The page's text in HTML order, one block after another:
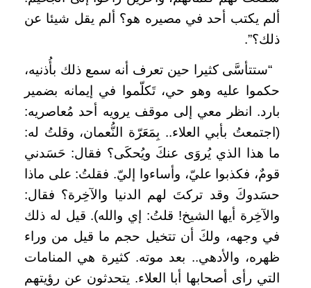
ألم يكتب أحد في مصيره هو؟ ألم يقل شيئا عن
ذلك؟”.
“ستتأسَّى كثيرا حين تعرف أنه سمع ذلك بأُذنيه،
حكموا عليه وهو حي، تَكلّموا في إيمانه بضمير
بارد. انظر معي إلى موقف يرويه أحد مُعاصريه:
(اجتمعتُ بأبي العلاء.. بِمَعَرّة النُّعمان، وقلتُ له:
ما هذا الذي يُروَى عنكَ ويُحكَى؟ فقال: حَسَدني
قومٌ، فكذبوا عليّ، وأساءوا إليّ. فقلتُ: على ماذا
حسَدوكَ وقد تركتَ لهم الدنيا والآخِرة؟ فقال:
والآخِرة أيها الشيخ! قلتُ: إي والله). قيل له ذلك
في وجهه، ولكَ أن تتخيل حجم ما قيل من وراء
ظهره، والأدهي.. بعد موته. كثيرة هي المنامات
التي رأى أصحابها أبا العلاء. يتحدثون عن رؤيتهم